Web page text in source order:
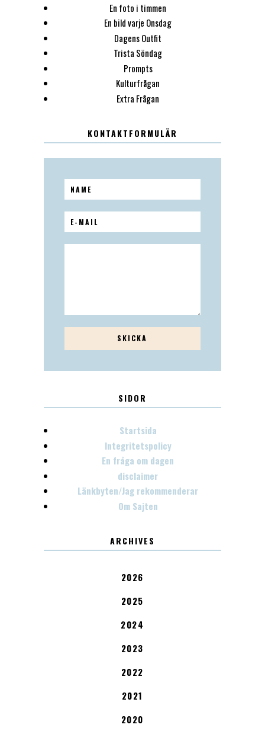
En foto i timmen
En bild varje Onsdag
Dagens Outfit
Trista Söndag
Prompts
Kulturfrågan
Extra Frågan
KONTAKTFORMULÄR
SIDOR
Startsida
Integritetspolicy
En fråga om dagen
disclaimer
Länkbyten/Jag rekommenderar
Om Sajten
ARCHIVES
2026
2025
2024
2023
2022
2021
2020